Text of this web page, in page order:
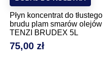
Płyn koncentrat do tłustego
brudu plam smarów olejów
TENZI BRUDEX 5L
Cena
75,00 zł